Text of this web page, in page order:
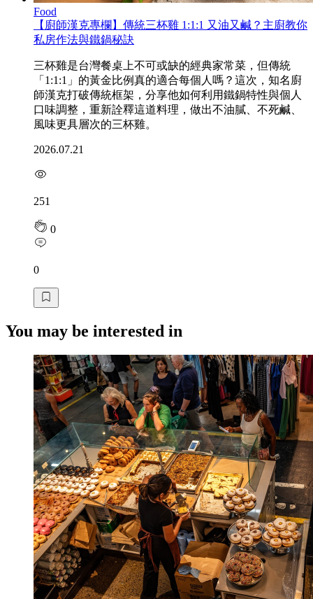
Food
【廚師漢克專欄】傳統三杯雞 1:1:1 又油又鹹？主廚教你
私房作法與鐵鍋秘訣
三杯雞是台灣餐桌上不可或缺的經典家常菜，但傳統
「1:1:1」的黃金比例真的適合每個人嗎？這次，知名廚
師漢克打破傳統框架，分享他如何利用鐵鍋特性與個人
口味調整，重新詮釋這道料理，做出不油膩、不死鹹、
風味更具層次的三杯雞。
2026.07.21
251
0
0
You may be interested in